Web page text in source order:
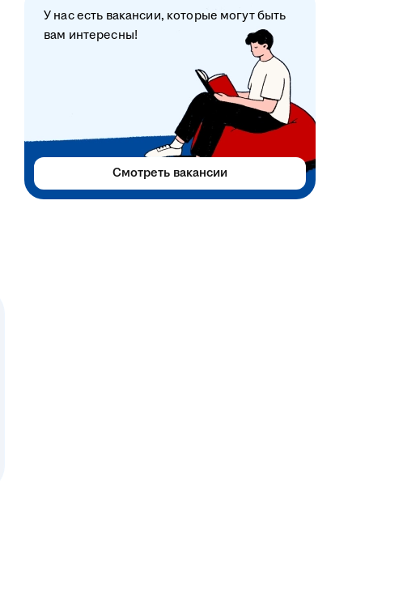
У нас есть вакансии, которые могут быть
вам интересны!
Смотреть вакансии